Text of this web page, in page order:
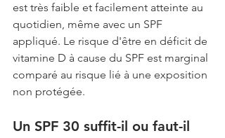
est très faible et facilement atteinte au
quotidien, même avec un SPF
appliqué. Le risque d'être en déficit de
vitamine D à cause du SPF est marginal
comparé au risque lié à une exposition
non protégée.
Un SPF 30 suffit-il ou faut-il